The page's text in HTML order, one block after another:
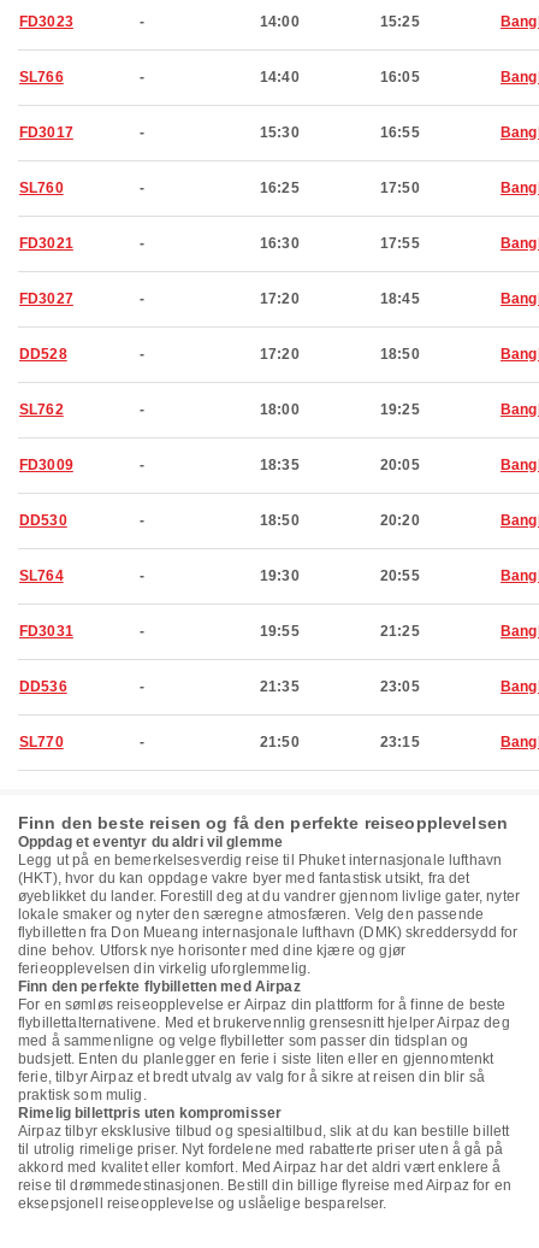
FD3023 - 14:00 15:25
SL766 - 14:40 16:05
FD3017 - 15:30 16:55
SL760 - 16:25 17:50
FD3021 - 16:30 17:55
FD3027 - 17:20 18:45
DD528 - 17:20 18:50
SL762 - 18:00 19:25
FD3009 - 18:35 20:05
DD530 - 18:50 20:20
SL764 - 19:30 20:55
FD3031 - 19:55 21:25
DD536 - 21:35 23:05
SL770 - 21:50 23:15
Finn den beste reisen og få den perfekte reiseopplevelsen
Oppdag et eventyr du aldri vil glemme
Legg ut på en bemerkelsesverdig reise til Phuket internasjonale lufthavn
(HKT), hvor du kan oppdage vakre byer med fantastisk utsikt, fra det
øyeblikket du lander. Forestill deg at du vandrer gjennom livlige gater, nyter
lokale smaker og nyter den særegne atmosfæren. Velg den passende
flybilletten fra Don Mueang internasjonale lufthavn (DMK) skreddersydd for
dine behov. Utforsk nye horisonter med dine kjære og gjør
ferieopplevelsen din virkelig uforglemmelig.
Finn den perfekte flybilletten med Airpaz
For en sømløs reiseopplevelse er Airpaz din plattform for å finne de beste
flybillettalternativene. Med et brukervennlig grensesnitt hjelper Airpaz deg
med å sammenligne og velge flybilletter som passer din tidsplan og
budsjett. Enten du planlegger en ferie i siste liten eller en gjennomtenkt
ferie, tilbyr Airpaz et bredt utvalg av valg for å sikre at reisen din blir så
praktisk som mulig.
Rimelig billettpris uten kompromisser
Airpaz tilbyr eksklusive tilbud og spesialtilbud, slik at du kan bestille billett
til utrolig rimelige priser. Nyt fordelene med rabatterte priser uten å gå på
akkord med kvalitet eller komfort. Med Airpaz har det aldri vært enklere å
reise til drømmedestinasjonen. Bestill din billige flyreise med Airpaz for en
eksepsjonell reiseopplevelse og uslåelige besparelser.